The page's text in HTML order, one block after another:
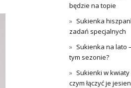
będzie na topie
Sukienka
zadań specjalnych
Sukienka na lato
tym sezonie?
Sukienki w
czym łączyć je